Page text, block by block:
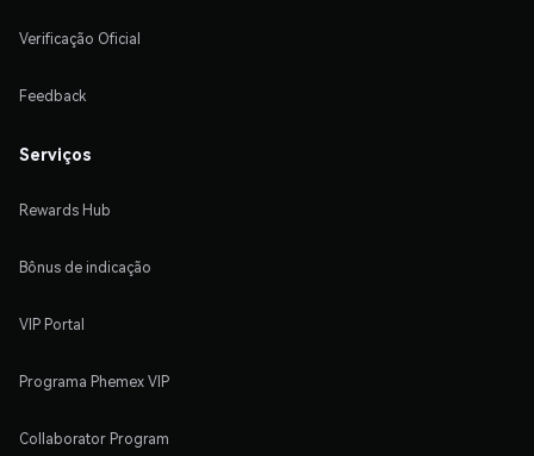
Verificação Oficial
Feedback
Serviços
Rewards Hub
Bônus de indicação
VIP Portal
Programa Phemex VIP
Collaborator Program